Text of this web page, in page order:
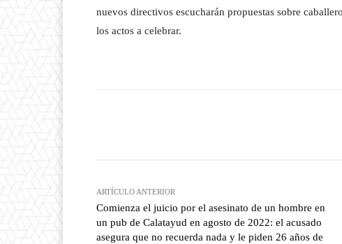
nuevos directivos escucharán propuestas sobre
los actos a celebrar.
ARTÍCULO ANTERIOR
Comienza el juicio por el asesinato de un hombre en
un pub de Calatayud en agosto de 2022: el acusado
asegura que no recuerda nada y le piden 26 años de